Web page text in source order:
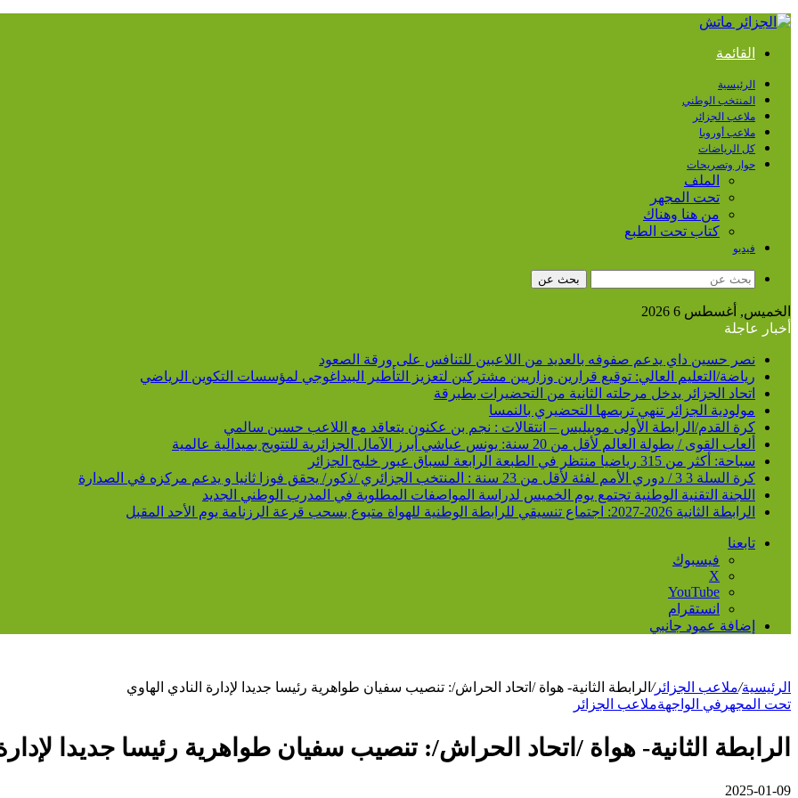
القائمة
الرئيسية
المنتخب الوطني
ملاعب الجزائر
ملاعب أوروبا
كل الرياضات
حوار وتصريحات
الملف
تحت المجهر
من هنا وهناك
كتاب تحت الطبع
فيديو
بحث عن
الخميس, أغسطس 6 2026
أخبار عاجلة
نصر حسين داي يدعم صفوفه بالعديد من اللاعبين للتنافس على ورقة الصعود
رياضة/التعليم العالي: توقيع قرارين وزاريين مشتركين لتعزيز التأطير البيداغوجي لمؤسسات التكوين الرياضي
اتحاد الجزائر يدخل مرحلته الثانية من التحضيرات بطبرقة
مولودية الجزائر تنهي تربصها التحضيري بالنمسا
كرة القدم/الرابطة الأولى موبيليس – انتقالات : نجم بن عكنون يتعاقد مع اللاعب حسين سالمي
ألعاب القوى / بطولة العالم لأقل من 20 سنة: يونس عياشي أبرز الآمال الجزائرية للتتويج بميدالية عالمية
سباحة: أكثر من 315 رياضيا منتظر في الطبعة الرابعة لسباق عبور خليج الجزائر
كرة السلة 3 3 / دوري الأمم لفئة لأقل من 23 سنة : المنتخب الجزائري /ذكور/ يحقق فوزا ثانيا و يدعم مركزه في الصدارة
اللجنة التقنية الوطنية تجتمع يوم الخميس لدراسة المواصفات المطلوبة في المدرب الوطني الجديد
الرابطة الثانية 2026-2027: اجتماع تنسيقي للرابطة الوطنية للهواة متبوع بسحب قرعة الرزنامة يوم الأحد المقبل
تابعنا
فيسبوك
‫X
‫YouTube
انستقرام
إضافة عمود جانبي
الرئيسية/ملاعب الجزائر/ الرابطة الثانية- هواة /اتحاد الحراش/: تنصيب سفيان طواهرية رئيسا جديدا لإدارة النادي الهاوي
تحت المجهر في الواجهةملاعب الجزائر
الرابطة الثانية- هواة /اتحاد الحراش/: تنصيب سفيان طواهرية رئيسا جديدا
2025-01-09